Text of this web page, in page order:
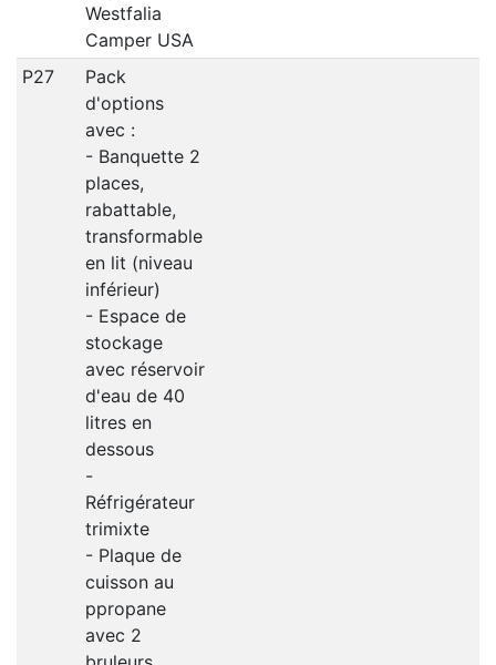
Westfalia
Camper USA
P27
Pack
d'options
avec :
- Banquette 2
places,
rabattable,
transformable
en lit (niveau
inférieur)
- Espace de
stockage
avec réservoir
d'eau de 40
litres en
dessous
-
Réfrigérateur
trimixte
- Plaque de
cuisson au
ppropane
avec 2